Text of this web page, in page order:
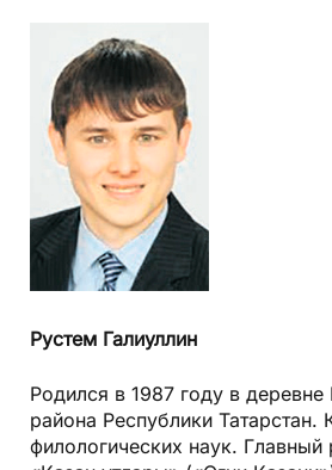
Рустем Галиуллин
Родился в 1987 году в
района Республики Татарстан.
филологических наук.